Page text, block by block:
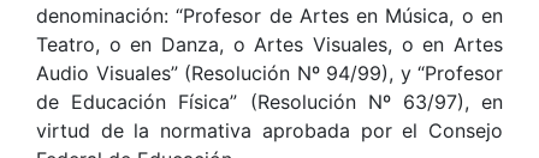
denominación: “Profesor de Artes en Música, o en
Teatro, o en Danza, o Artes Visuales, o en Artes
Audio Visuales” (Resolución Nº 94/99), y “Profesor
de Educación Física” (Resolución Nº 63/97), en
virtud de la normativa aprobada por el Consejo